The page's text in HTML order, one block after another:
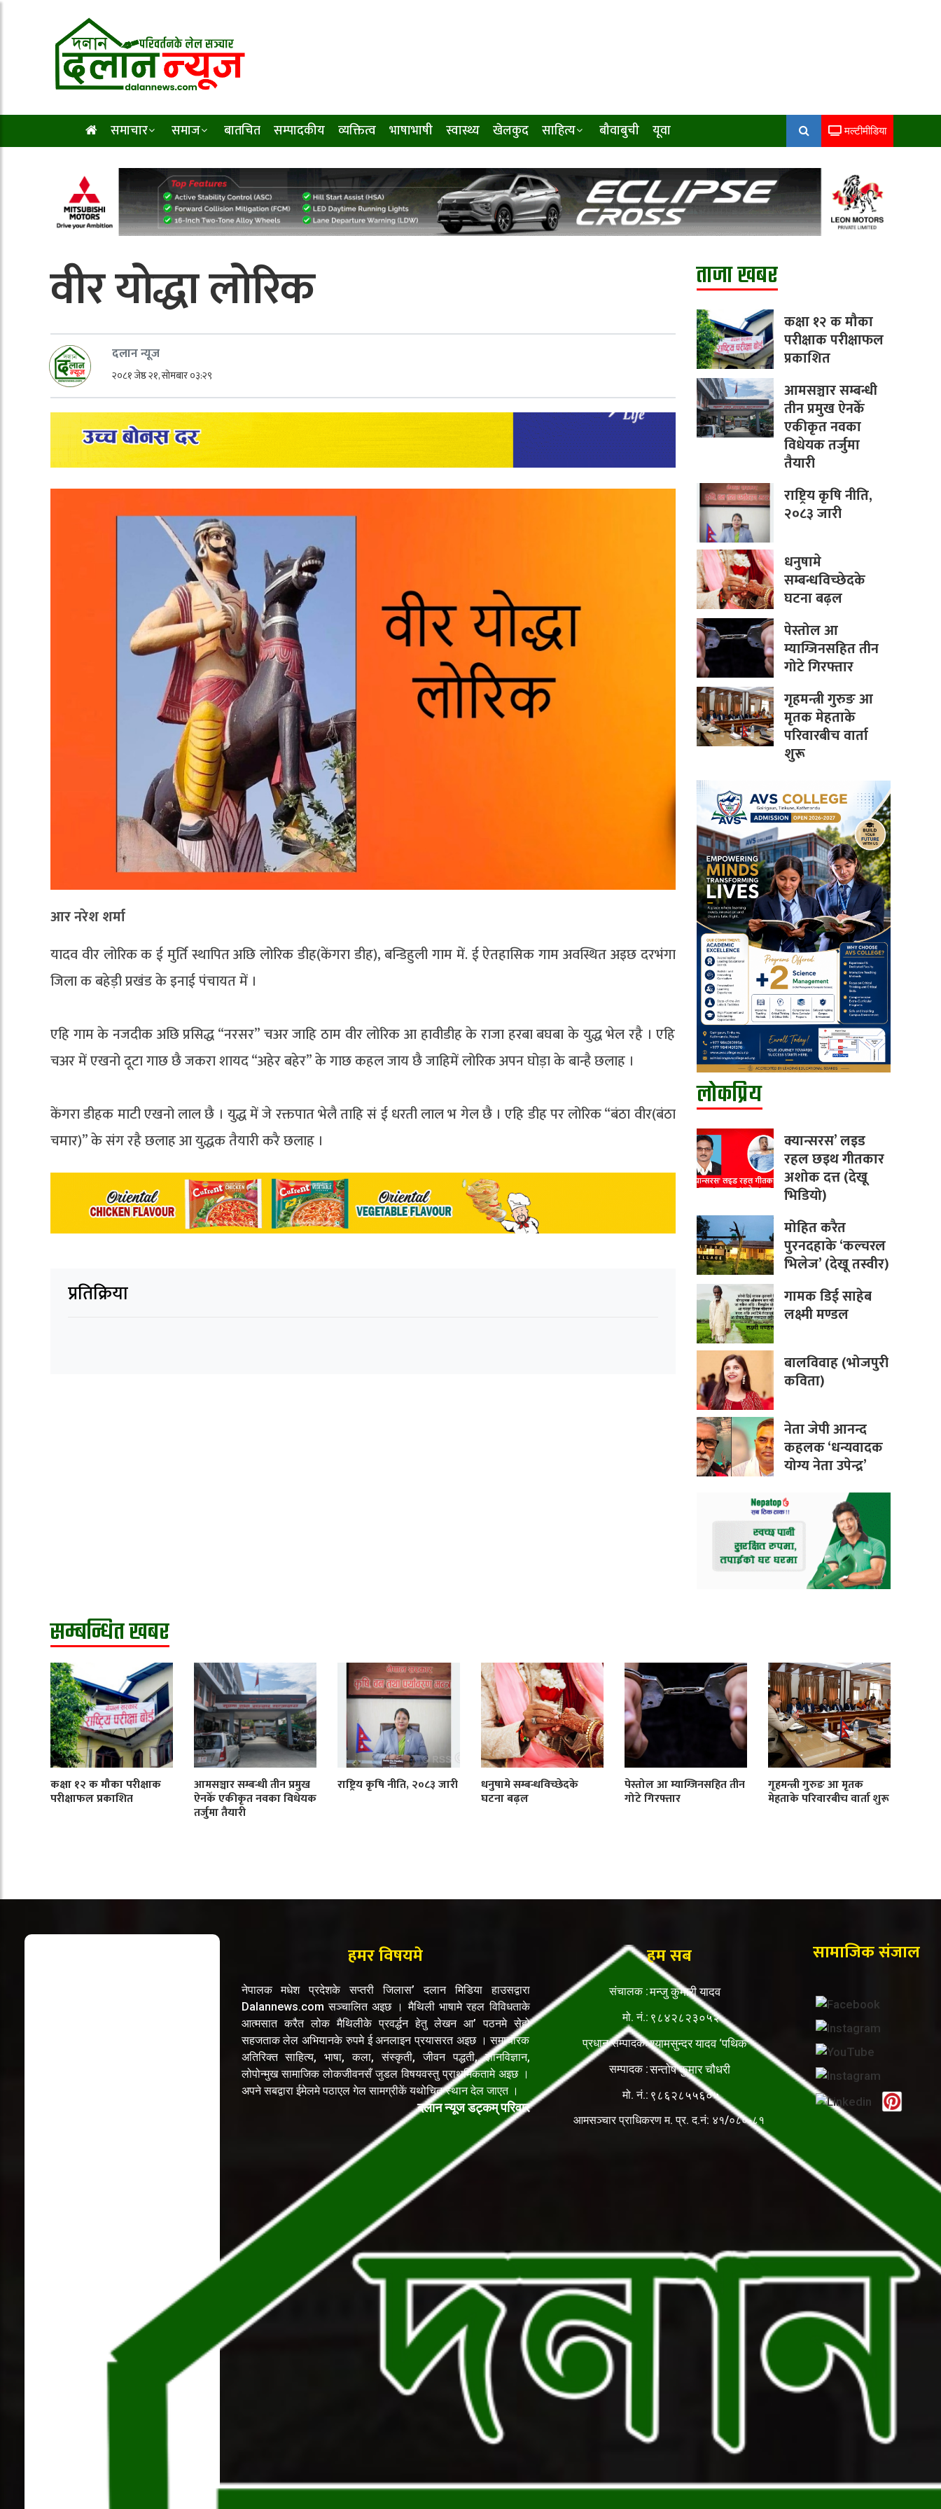
समाचार समाज बातचित सम्पादकीय व्यक्तित्व भाषाभाषी स्वास्थ्य खेलकुद साहित्य बौवाबुची यूवा मल्टीमीडिया
वीर योद्धा लोरिक
दलान न्यूज
२०८१ जेष्ठ २१, सोमबार ०३:२९
आर नरेश शर्मा
यादव वीर लोरिक क ई मुर्ति स्थापित अछि लोरिक डीह(केंगरा डीह), बन्डिहुली गाम में. ई ऐतहासिक गाम अवस्थित अइछ दरभंगा
जिला क बहेड़ी प्रखंड के इनाई पंचायत में ।
एहि गाम के नजदीक अछि प्रसिद्ध “नरसर” चअर जाहि ठाम वीर लोरिक आ हावीडीह के राजा हरबा बघबा के युद्ध भेल रहै । एहि
चअर में एखनो दूटा गाछ छै जकरा शायद “अहेर बहेर” के गाछ कहल जाय छै जाहिमें लोरिक अपन घोड़ा के बान्है छलाह ।
केंगरा डीहक माटी एखनो लाल छै । युद्ध में जे रक्तपात भेलै ताहि सं ई धरती लाल भ गेल छै । एहि डीह पर लोरिक “बंठा वीर(बंठा
चमार)” के संग रहै छलाह आ युद्धक तैयारी करै छलाह ।
प्रतिक्रिया
ताजा खबर
कक्षा १२ क मौका
परीक्षाक परीक्षाफल
प्रकाशित
आमसञ्चार सम्बन्धी
तीन प्रमुख ऐनकेँ
एकीकृत नवका
विधेयक तर्जुमा
तैयारी
राष्ट्रिय कृषि नीति,
२०८३ जारी
धनुषामे
सम्बन्धविच्छेदके
घटना बढ़ल
पेस्तोल आ
म्याग्जिनसहित तीन
गोटे गिरफ्तार
गृहमन्त्री गुरुङ आ
मृतक मेहताके
परिवारबीच वार्ता
शुरू
लोकप्रिय
क्यान्सरस’ लइड
रहल छइथ गीतकार
अशोक दत्त (देखू
भिडियो)
मोहित करैत
पुरनदहाके ‘कल्चरल
भिलेज’ (देखू तस्वीर)
गामक डिई साहेब
लक्ष्मी मण्डल
बालविवाह (भोजपुरी
कविता)
नेता जेपी आनन्द
कहलक ‘धन्यवादक
योग्य नेता उपेन्द्र’
सम्बन्धित खबर
कक्षा १२ क मौका परीक्षाक
परीक्षाफल प्रकाशित
आमसञ्चार सम्बन्धी तीन प्रमुख
ऐनकेँ एकीकृत नवका विधेयक
तर्जुमा तैयारी
राष्ट्रिय कृषि नीति, २०८३ जारी धनुषामे सम्बन्धविच्छेदके
घटना बढ़ल
पेस्तोल आ म्याग्जिनसहित तीन
गोटे गिरफ्तार
गृहमन्त्री गुरुङ आ मृतक
मेहताके परिवारबीच वार्ता शुरू
हमर विषयमे
नेपालक मधेश प्रदेशके सप्तरी जिलास’ दलान मिडिया हाउसद्वारा
Dalannews.com सञ्चालित अइछ । मैथिली भाषामे रहल विविधताके
आत्मसात करैत लोक मैथिलीके प्रवर्द्धन हेतु लेखन आ’ पठनमे सेहो
सहजताक लेल अभियानके रुपमे ई अनलाइन प्रयासरत अइछ । समाचारक
अतिरिक्त साहित्य, भाषा, कला, संस्कृती, जीवन पद्धती, ज्ञानविज्ञान,
लोपोन्मुख सामाजिक लोकजीवनसँ जुडल विषयवस्तु प्राथमिकतामे अइछ ।
अपने सबद्वारा ईमेलमे पठाएल गेल सामग्रीकें यथोचित स्थान देल जाएत ।
दलान न्यूज डट्कम् परिवार
हम सब
संचालक :मन्जु कुमारी यादव
मो. नं.: ९८४२८२३०५२
प्रधान सम्पादकःश्यामसुन्दर यादव ‘पथिक’
सम्पादक :सन्तोष कुमार चौधरी
मो. नं.: ९८६२८५५६०५
आमसञ्चार प्राधिकरण म. प्र. द.नं: ४१/०८०-८१
सामाजिक संजाल